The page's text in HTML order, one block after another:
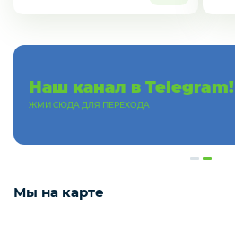
Утки
Наш канал в Telegram!
ЖМИ СЮДА ДЛЯ ПЕРЕХОДА
Мы на карте